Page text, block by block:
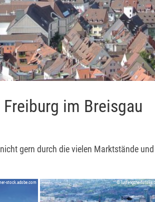
im Breisgau
gern durch die vielen Marktstände
stock.adobe.com © lunfengzhe-